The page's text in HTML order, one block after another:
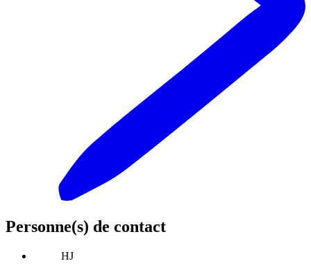
Personne(s) de contact
HJ